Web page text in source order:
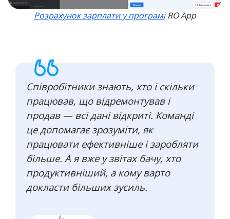
Розрахунок зарплати у програміRO App
Співробітники знають, хто і скільки
працював, що відремонтував і
продав — всі дані відкриті. Команді
це допомагає зрозуміти, як
працювати ефективніше і заробляти
більше. А я вже у звітах бачу, хто
продуктивніший, а кому варто
докласти більших зусиль.